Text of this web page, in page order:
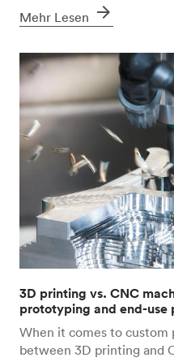
Mehr Lesen arrow_forward
3D printing vs. CNC
prototyping and end-use
When it comes to custom
between 3D printing and